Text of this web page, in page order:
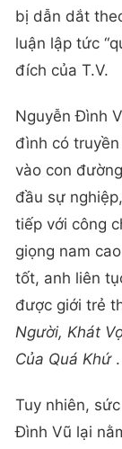
bị dẫn dắt
luận lập tức
đích của T.V.
Nguyễn Đình
đình có
vào con
đầu sự
tiếp với công
giọng nam
tốt, anh liên
được giới trẻ
Người, Khát
Của Quá Khứ .
Tuy nhiên,
Đình Vũ lại